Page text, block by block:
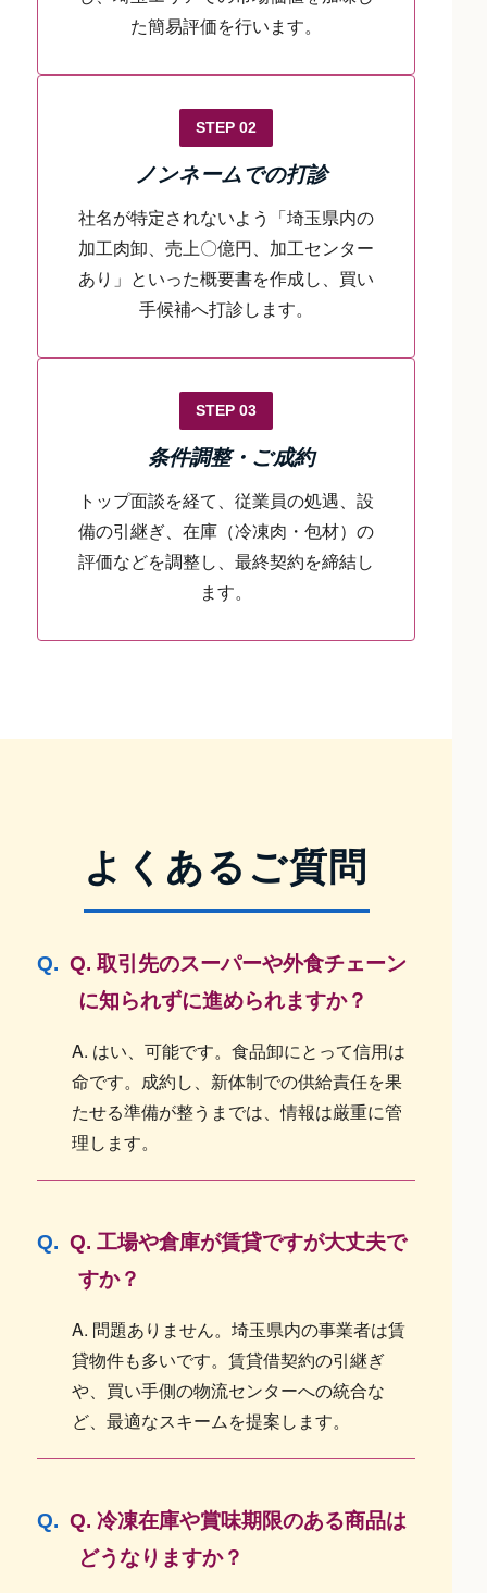
た簡易評価を行います。
STEP 02
ノンネームでの打診
社名が特定されないよう「埼玉県内の
加工肉卸、売上〇億円、加工センター
あり」といった概要書を作成し、買い
手候補へ打診します。
STEP 03
条件調整・ご成約
トップ面談を経て、従業員の処遇、設
備の引継ぎ、在庫（冷凍肉・包材）の
評価などを調整し、最終契約を締結し
ます。
よくあるご質問
Q. 取引先のスーパーや外食チェーン
に知られずに進められますか？
A. はい、可能です。食品卸にとって信用は
命です。成約し、新体制での供給責任を果
たせる準備が整うまでは、情報は厳重に管
理します。
Q. 工場や倉庫が賃貸ですが大丈夫で
すか？
A. 問題ありません。埼玉県内の事業者は賃
貸物件も多いです。賃貸借契約の引継ぎ
や、買い手側の物流センターへの統合な
ど、最適なスキームを提案します。
Q. 冷凍在庫や賞味期限のある商品は
どうなりますか？